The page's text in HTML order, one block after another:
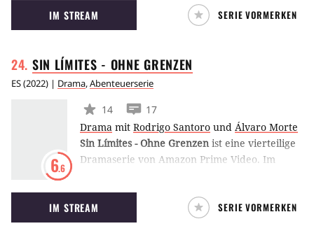
streben: einen Job bekommen, einen Job
behalten, Freunde machen, sich verlieben und
navigieren.
IM STREAM SERIE VORMERKEN
SIN LÍMITES - OHNEGRENZEN
ES(2022) | Drama,Abenteuerserie
6.6
14
17
Drama mit Rodrigo Santoro und Álvaro Morte
Sin Límites - Ohne Grenzenist eine vierteilige
Dramaserie von Amazon Prime Video. Im
Reise von Juan Sebastián Elcano und
Ferdinand Magellan, die vor 500 Jahren die
IM STREAM SERIE VORMERKEN